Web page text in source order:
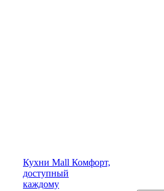
Кухни Mall Комфорт,
доступный
каждому